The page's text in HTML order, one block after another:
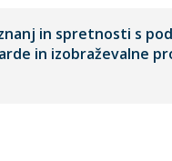
in spretnosti s
in izobraževalne